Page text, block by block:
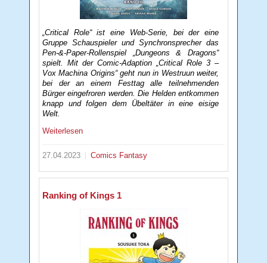
„Critical Role“ ist eine Web-Serie, bei der eine
Gruppe Schauspieler und Synchronsprecher das
Pen-&-Paper-Rollenspiel „Dungeons & Dragons“
spielt. Mit der Comic-Adaption „Critical Role 3 –
Vox Machina Origins“ geht nun in Westruun weiter,
bei der an einem Festtag alle teilnehmenden
Bürger eingefroren werden. Die Helden entkommen
knapp und folgen dem Übeltäter in eine eisige
Welt.
Weiterlesen
27.04.2023 Comics Fantasy
Ranking of Kings 1